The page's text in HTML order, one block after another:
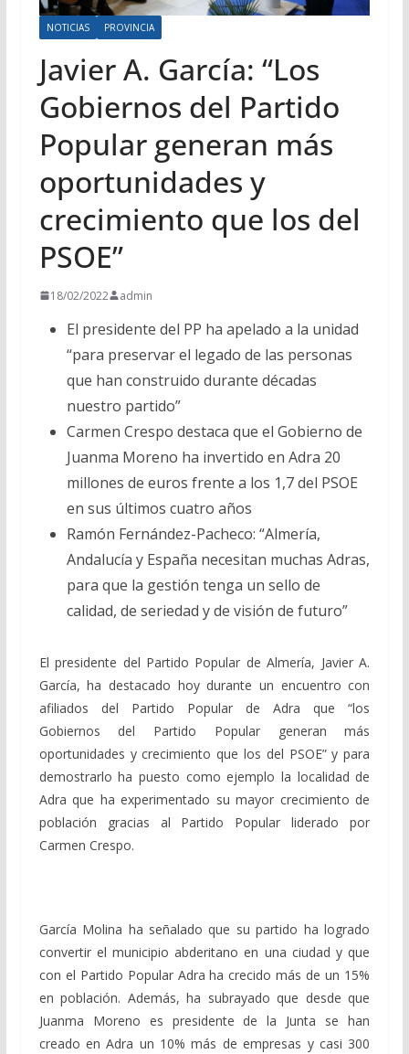
NOTICIAS PROVINCIA
Javier A. García: “Los
Gobiernos del Partido
Popular generan más
oportunidades y
crecimiento que los del
PSOE”
18/02/2022 admin
El presidente del PP ha apelado a la unidad
“para preservar el legado de las personas
que han construido durante décadas
nuestro partido”
Carmen Crespo destaca que el Gobierno de
Juanma Moreno ha invertido en Adra 20
millones de euros frente a los 1,7 del PSOE
en sus últimos cuatro años
Ramón Fernández-Pacheco: “Almería,
Andalucía y España necesitan muchas Adras,
para que la gestión tenga un sello de
calidad, de seriedad y de visión de futuro”
El presidente del Partido Popular de Almería, Javier A.
García, ha destacado hoy durante un encuentro con
afiliados del Partido Popular de Adra que “los
Gobiernos del Partido Popular generan más
oportunidades y crecimiento que los del PSOE” y para
demostrarlo ha puesto como ejemplo la localidad de
Adra que ha experimentado su mayor crecimiento de
población gracias al Partido Popular liderado por
Carmen Crespo.
García Molina ha señalado que su partido ha logrado
convertir el municipio abderitano en una ciudad y que
con el Partido Popular Adra ha crecido más de un 15%
en población. Además, ha subrayado que desde que
Juanma Moreno es presidente de la Junta se han
creado en Adra un 10% más de empresas y casi 300